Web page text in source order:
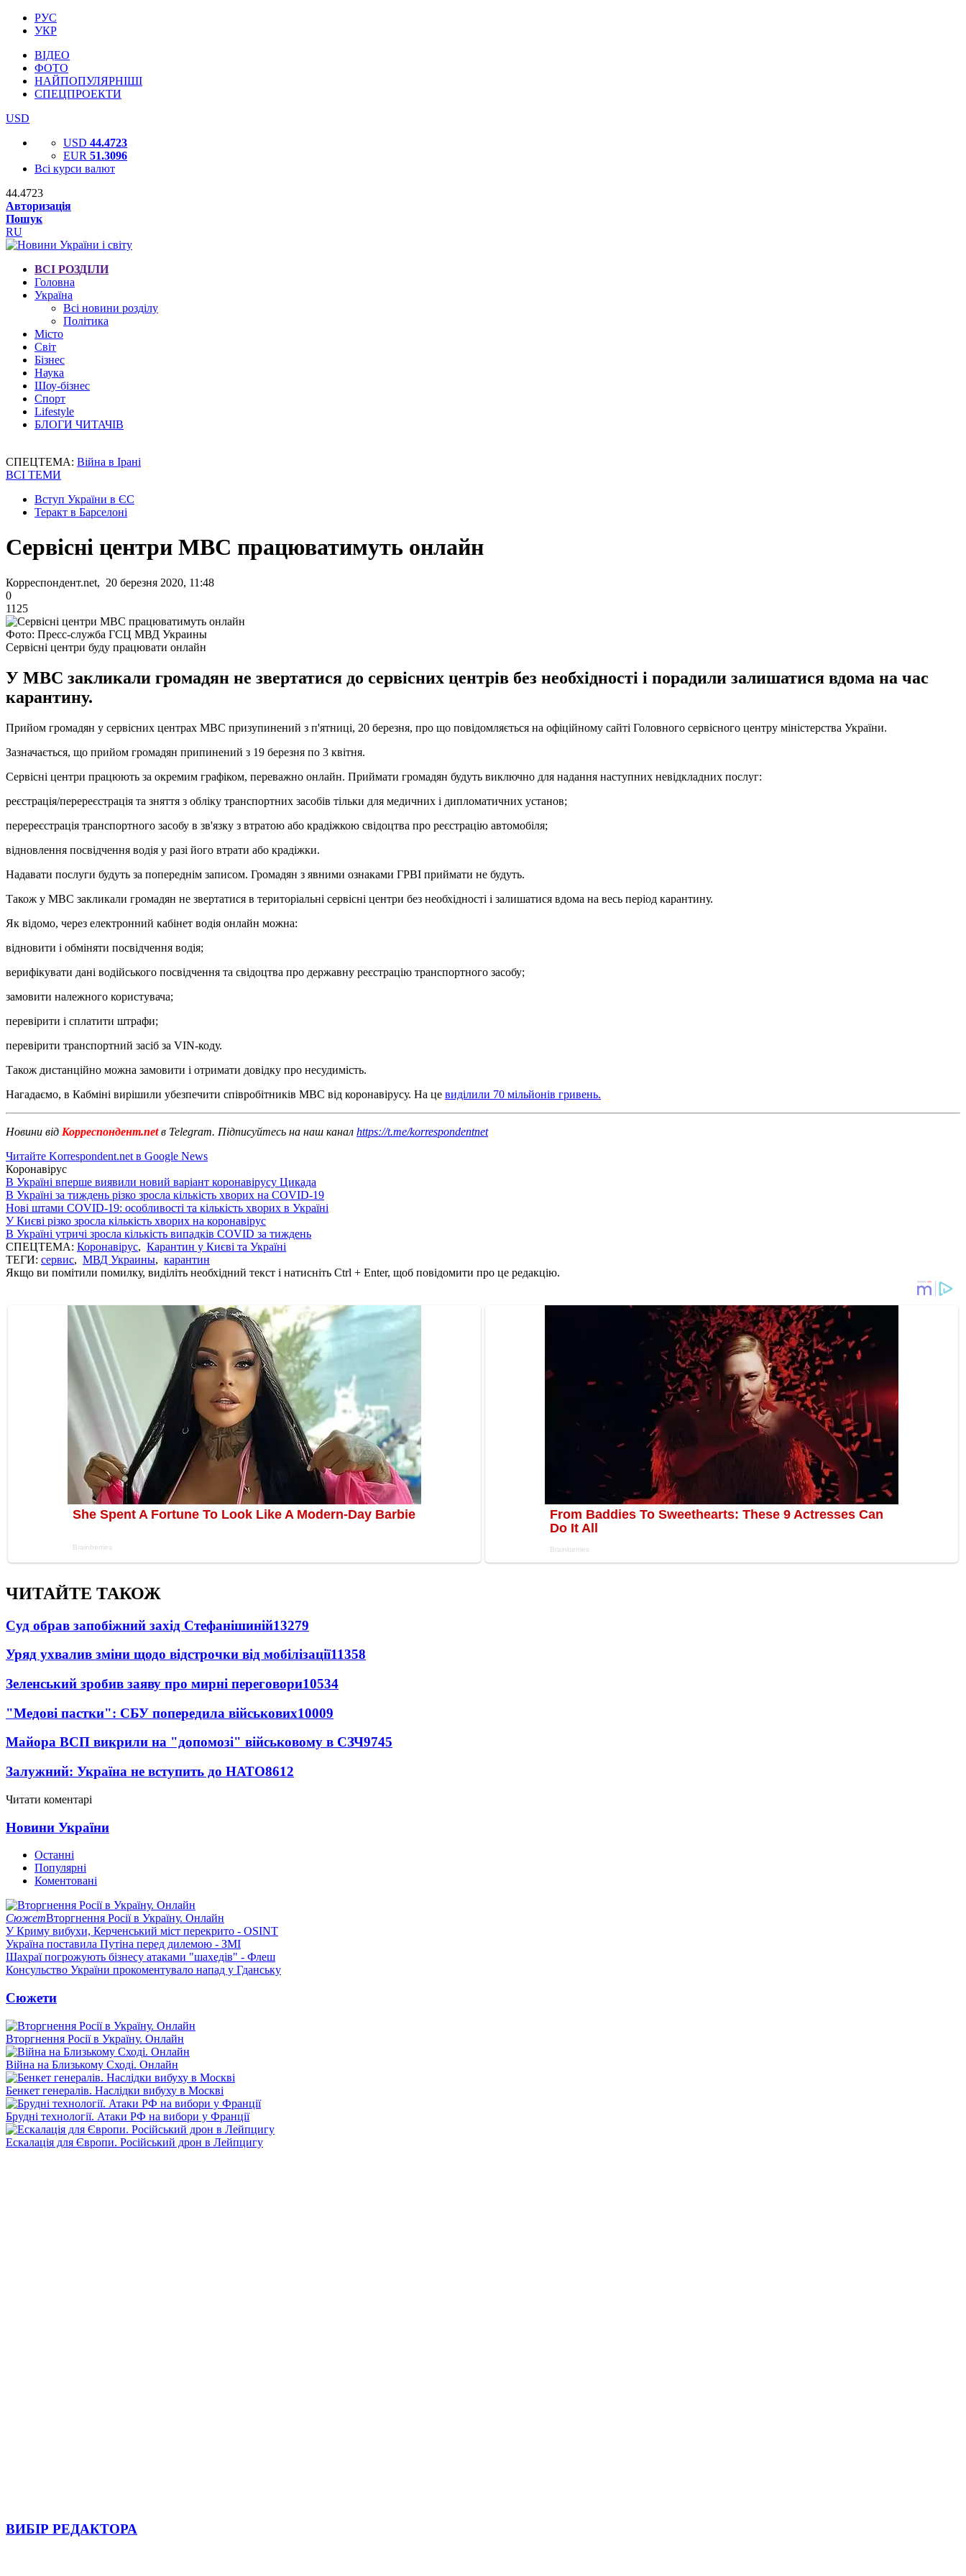
РУС
УКР
ВІДЕО
ФОТО
НАЙПОПУЛЯРНІШІ
СПЕЦПРОЕКТИ
USD
USD 44.4723
EUR 51.3096
Всі курси валют
44.4723
Авторизація
Пошук
RU
ВСІ РОЗДІЛИ
Головна
Україна
Всі новини розділу
Політика
Місто
Світ
Бізнес
Наука
Шоу-бізнес
Спорт
Lifestyle
БЛОГИ ЧИТАЧІВ
СПЕЦТЕМА: Війна в Ірані
ВСІ ТЕМИ
Вступ України в ЄС
Теракт в Барселоні
Сервісні центри МВС працюватимуть онлайн
Корреспондент.net, 20 березня 2020, 11:48
0
1125
Фото: Пресс-служба ГСЦ МВД Украины
Сервісні центри буду працювати онлайн
У МВС закликали громадян не звертатися до сервісних центрів без необхідності і порадили залишатися вдома на час
карантину.
Прийом громадян у сервісних центрах МВС призупинений з п'ятниці, 20 березня, про що повідомляється на офіційному сайті Головного сервісного центру міністерства України.
Зазначається, що прийом громадян припинений з 19 березня по 3 квітня.
Сервісні центри працюють за окремим графіком, переважно онлайн. Приймати громадян будуть виключно для надання наступних невідкладних послуг:
реєстрація/перереєстрація та зняття з обліку транспортних засобів тільки для медичних і дипломатичних установ;
перереєстрація транспортного засобу в зв'язку з втратою або крадіжкою свідоцтва про реєстрацію автомобіля;
відновлення посвідчення водія у разі його втрати або крадіжки.
Надавати послуги будуть за попереднім записом. Громадян з явними ознаками ГРВІ приймати не будуть.
Також у МВС закликали громадян не звертатися в територіальні сервісні центри без необхідності і залишатися вдома на весь період карантину.
Як відомо, через електронний кабінет водія онлайн можна:
відновити і обміняти посвідчення водія;
верифікувати дані водійського посвідчення та свідоцтва про державну реєстрацію транспортного засобу;
замовити належного користувача;
перевірити і сплатити штрафи;
перевірити транспортний засіб за VIN-коду.
Також дистанційно можна замовити і отримати довідку про несудимість.
Нагадаємо, в Кабміні вирішили убезпечити співробітників МВС від коронавірусу. На це виділили 70 мільйонів гривень.
Новини від Корреспондент.netв Telegram. Підписуйтесь на наш канал https://t.me/korrespondentnet
Читайте Korrespondent.net в Google News
Коронавірус
В Україні вперше виявили новий варіант коронавірусу Цикада
В Україні за тиждень різко зросла кількість хворих на COVID-19
Нові штами COVID-19: особливості та кількість хворих в Україні
У Києві різко зросла кількість хворих на коронавірус
В Україні утричі зросла кількість випадків COVID за тиждень
СПЕЦТЕМА: Коронавірус, Карантин у Києві та Україні
ТЕГИ: сервис, МВД Украины, карантин
Якщо ви помітили помилку, виділіть необхідний текст і натисніть Ctrl + Enter, щоб повідомити про це редакцію.
ЧИТАЙТЕ ТАКОЖ
Суд обрав запобіжний захід Стефанішиній13279
Уряд ухвалив зміни щодо відстрочки від мобілізації11358
Зеленський зробив заяву про мирні переговори10534
"Медові пастки": СБУ попередила військових10009
Майора ВСП викрили на "допомозі" військовому в СЗЧ9745
Залужний: Україна не вступить до НАТО8612
Читати коментарі
Новини України
Останні
Популярні
Коментовані
СюжетВторгнення Росії в Україну. Онлайн
У Криму вибухи, Керченський міст перекрито - OSINT
Україна поставила Путіна перед дилемою - ЗМІ
Шахраї погрожують бізнесу атаками "шахедів" - Флеш
Консульство України прокоментувало напад у Гданську
Сюжети
Вторгнення Росії в Україну. Онлайн
Війна на Близькому Сході. Онлайн
Бенкет генералів. Наслідки вибуху в Москві
Брудні технології. Атаки РФ на вибори у Франції
Ескалація для Європи. Російський дрон в Лейпцигу
ВИБІР РЕДАКТОРА